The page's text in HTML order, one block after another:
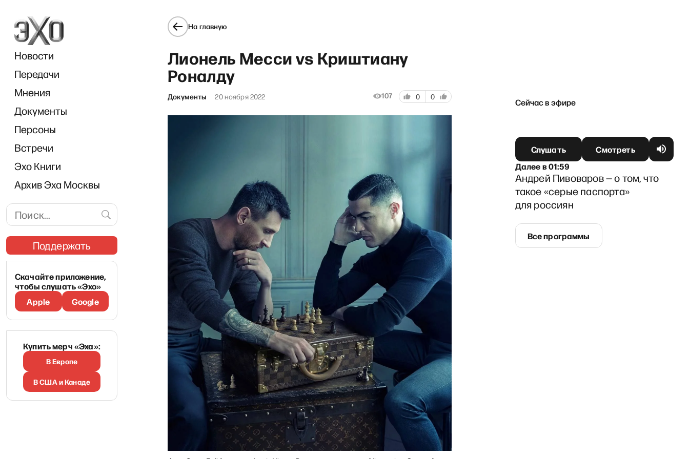
Новости
Передачи
Мнения
Документы
Персоны
Встречи
Эхо Книги
Архив Эха Москвы
Поддержать
Скачайте приложение,
чтобы слушать «Эхо»
Apple
Google
Купить мерч «Эха»:
В Европе
В США и Канаде
На главную
Лионель Месси vs Криштиану
Роналду
Документы 20 ноября 2022 107 0 0 Сейчас в эфире
Слушать
Смотреть
Далеев01:59
Андрей Пивоваров — о том, что
такое «серые паспорта»
для россиян
Все программы